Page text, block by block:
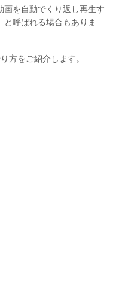
画を自動でくり返し再生す
と呼ばれる場合もありま
方をご紹介します。